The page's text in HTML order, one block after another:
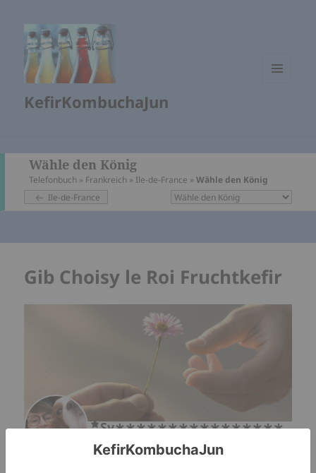
KefirKombuchaJun
Wähle den König
Telefonbuch » Frankreich » Ile-de-France »Wähle den König
Ile-de-France
Gib Choisy le Roi Fruchtkefir
Sy∗∗∗∗∗∗∗∗∗∗∗∗∗∗∗∗
∗
Rücklaufquote: